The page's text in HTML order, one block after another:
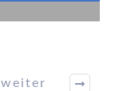
weiter